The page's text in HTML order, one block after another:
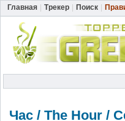
Главная Трекер Поиск
Час / The Hour /